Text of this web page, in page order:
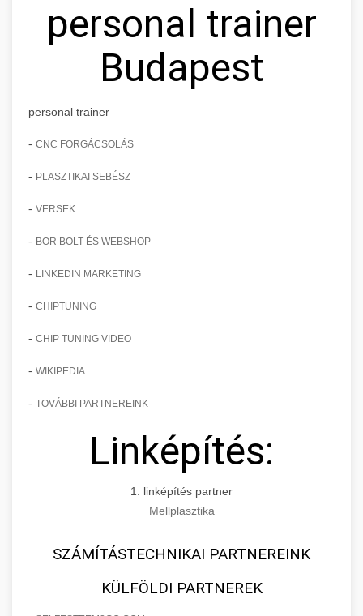
personal trainer
Budapest
personal trainer
- CNC FORGÁCSOLÁS
- PLASZTIKAI SEBÉSZ
- VERSEK
- BOR BOLT ÉS WEBSHOP
- LINKEDIN MARKETING
- CHIPTUNING
- CHIP TUNING VIDEO
- WIKIPEDIA
- TOVÁBBI PARTNEREINK
Linképítés:
1. linképítés partner
Mellplasztika
SZÁMÍTÁSTECHNIKAI PARTNEREINK
KÜLFÖLDI PARTNEREK